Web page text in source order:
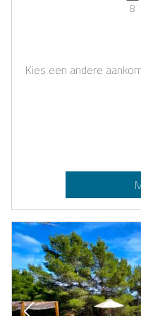
8
Kies een andere